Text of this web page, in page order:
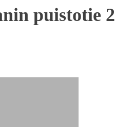
puistotie 2